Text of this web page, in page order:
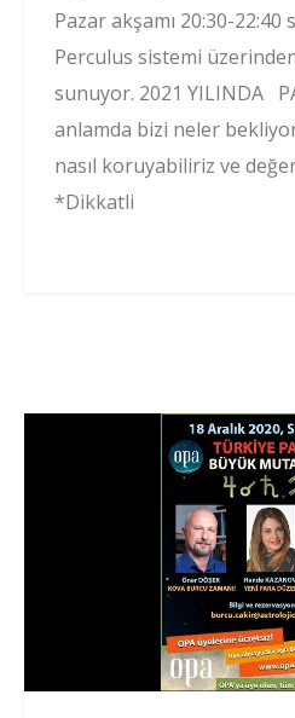
Pazar akşamı 20:30-22:40
Perculus sistemi
sunuyor. 2021 YILINDA
anlamda bizi neler
nasıl koruyabiliriz ve
*Dikkatli